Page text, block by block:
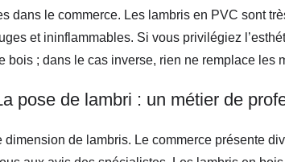
dans le commerce. Les lambris en PVC sont
et ininflammables. Si vous privilégiez
bois ; dans le cas inverse, rien ne remplace les
pose de lambri : un métier de
dimension de lambris. Le commerce présente